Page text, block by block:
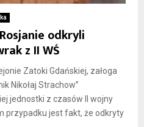
odkryli
z II WŚ
Zatoki Gdańskiej, załoga
Nikołaj Strachow”
jednostki z czasów II wojny
przypadku jest fakt, że odkryty